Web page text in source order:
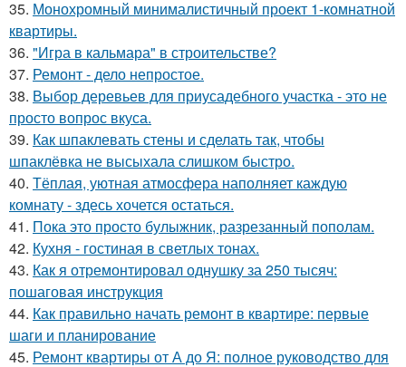
35. Монохромный минималистичный проект 1-комнатной
квартиры.
36. "Игра в кальмара" в строительстве?
37. Ремонт - дело непростое.
38. Выбор деревьев для приусадебного участка - это не
просто вопрос вкуса.
39. Как шпаклевать стены и сделать так, чтобы
шпаклёвка не высыхала слишком быстро.
40. Тёплая, уютная атмосфера наполняет каждую
комнату - здесь хочется остаться.
41. Пока это просто булыжник, разрезанный пополам.
42. Кухня - гостиная в светлых тонах.
43. Как я отремонтировал однушку за 250 тысяч:
пошаговая инструкция
44. Как правильно начать ремонт в квартире: первые
шаги и планирование
45. Ремонт квартиры от А до Я: полное руководство для